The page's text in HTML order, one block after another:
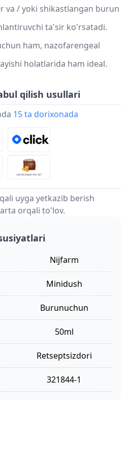
va / yoki shikastlangan burun
ta'sir ko'rsatadi.
ham, nazofarengeal
holatlarida ham ideal.
qilish usullari
15 ta dorixonada
uyga yetkazib berish
orqali to'lov.
Nijfarm
minidush
burunuchun
50ml
retseptsizdori
321844-1